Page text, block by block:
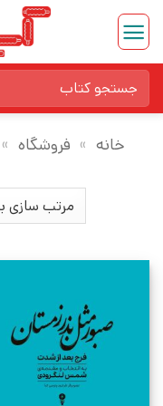
Skip
content
برای:
خانه » فروشگاه »